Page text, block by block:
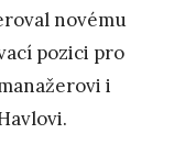
novému
pozici pro
i